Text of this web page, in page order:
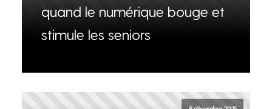
quand le numérique bouge et
stimule les seniors